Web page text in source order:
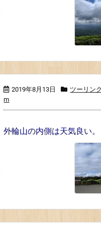
2019年8月13日 ツーリン
m
外輪山の内側は天気良い。